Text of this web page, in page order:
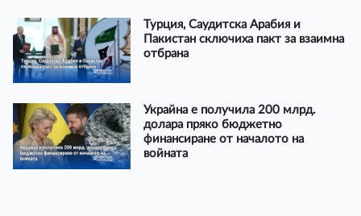
Турция, Саудитска Арабия и
Пакистан сключиха пакт за взаимна
отбрана
Украйна е получила 200 млрд.
долара пряко бюджетно
финансиране от началото на
войната